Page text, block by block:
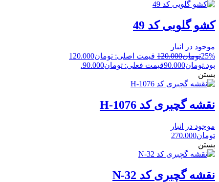
کشو گلویی کد 49
موجود در انبار
25%تومان120.000
قیمت اصلی: تومان120.000
بود.تومان90.000قیمت فعلی: تومان90.000.
بستن
نقشه گچبری کد H-1076
موجود در انبار
تومان270.000
بستن
نقشه گچبری کد N-32